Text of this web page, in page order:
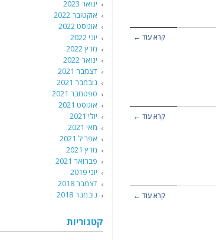
קרא עוד ←
קרא עוד ←
קרא עוד ←
ינואר 2023
אוקטובר 2022
אוגוסט 2022
יוני 2022
מרץ 2022
ינואר 2022
דצמבר 2021
נובמבר 2021
ספטמבר 2021
אוגוסט 2021
יולי 2021
מאי 2021
אפריל 2021
מרץ 2021
פברואר 2021
יוני 2019
דצמבר 2018
נובמבר 2018
קטגוריות